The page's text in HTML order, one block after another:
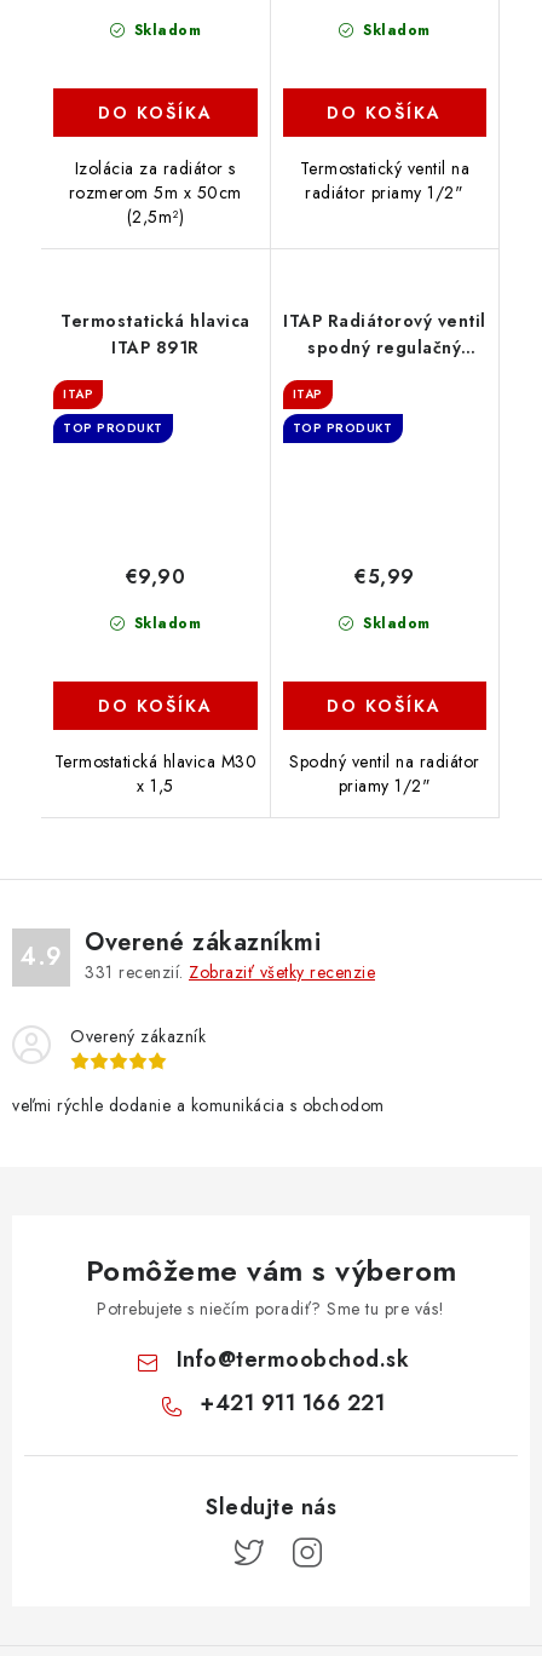
Skladom
DO KOŠÍKA
Izolácia za radiátor s
rozmerom 5m x 50cm
(2,5m²)
Skladom
DO KOŠÍKA
Termostatický ventil na
radiátor priamy 1/2"
Termostatická hlavica
ITAP 891R
ITAP
TOP PRODUKT
Skladom
€9,90
DO KOŠÍKA
Termostatická hlavica M30
x 1,5
ITAP Radiátorový ventil
spodný regulačný
ITAP
TOP PRODUKT
Skladom
€5,99
DO KOŠÍKA
Spodný ventil na radiátor
priamy 1/2"
4.9 Overené zákazníkmi
331 recenzií. Zobraziť všetky recenzie
Overený zákazník
veľmi rýchle dodanie a komunikácia s obchodom
Pomôžeme vám s výberom
Potrebujete s niečím poradiť? Sme tu pre vás!
Info@termoobchod.sk
+421 911 166 221